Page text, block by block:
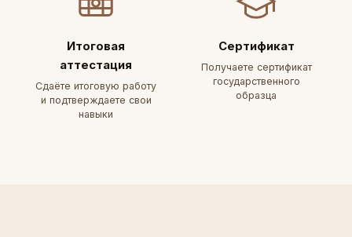
Итоговая
аттестация
Сдаёте итоговую работу
и подтверждаете свои
навыки
Сертификат
Получаете сертификат
государственного
образца